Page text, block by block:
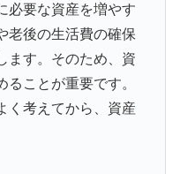
必要な資産を増やす
老後の生活費の確保
ます。そのため、資
ことが重要です。
く考えてから、資産